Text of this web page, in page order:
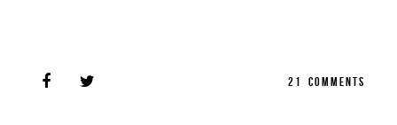
21 COMMENTS